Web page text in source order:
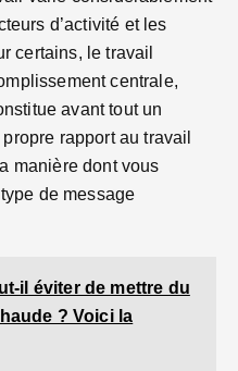
d’activité et les
certains, le travail
centrale,
avant tout un
rapport au travail
manière dont vous
de message
il éviter de mettre du
? Voici la